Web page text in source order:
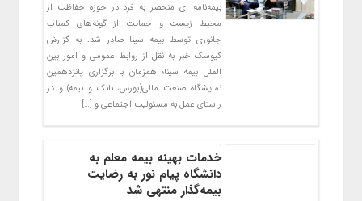
بیمه‌نامه ای‌ منحصر به فرد در حوزه حفاظت از
محیط زیست و حمایت از گونه‌های کمیاب
جانوری توسط بیمه سینا صادر شد. به گزارش
کیوسک خبر به نقل از روابط عمومی و امور بین
الملل بیمه سینا؛ همزمان با برگزاری پانزدهمین
نمایشگاه صنعت مالی(بورس، بانک و بیمه) و در
راستای عمل به مسئولیت اجتماعی و […]
خدمات بهینه بیمه معلم به
دانشگاه پیام نور به رضایت
بیمه‌گذار منتهی شد